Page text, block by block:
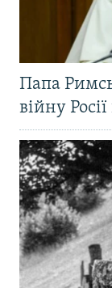
Папа
війну